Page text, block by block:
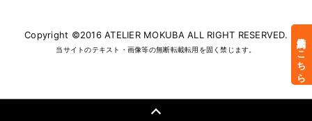
Copyright ©2016 ATELIER MOKUBA ALL RIGHT RESERVED.
当サイトのテキスト・画像等の無断転載転用を固く禁じます。 来店予約はこちら